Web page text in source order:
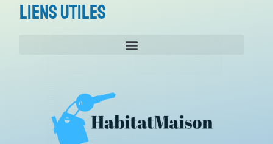
Liens utiles